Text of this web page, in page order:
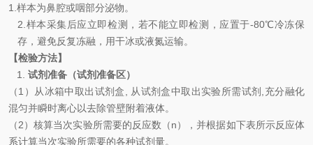
1. 样本为鼻腔或咽部分泌物。
2. 样本采集后应立即检测，若不能立即检测，应置于-80℃冷冻保
存， 避免反复冻融，用干冰或液氮运输。
【检验方法】
1. 试剂准备（试剂准备区）
（1 ）从冰箱中取出试剂盒 从试剂盒中取出实验所需试剂 充分融化
混匀并瞬时离心以去除管壁附着液体。
（2）核算当次实验所需要的反应数（n），并根据如下表所示反应体
系计算当次实验所需要的各种试剂量。